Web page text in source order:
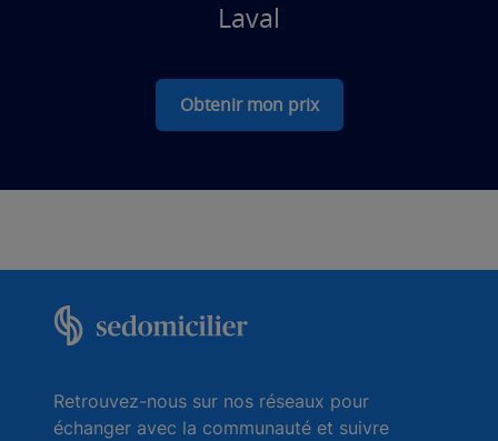
Laval
Obtenir mon prix
Retrouvez-nous sur nos réseaux pour
échanger avec la communauté et suivre